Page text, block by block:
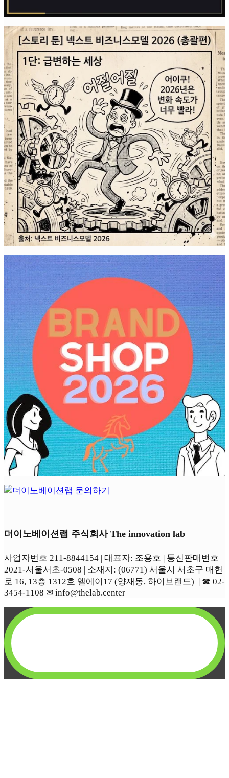
더이노베이션랩 주식회사 The innovation lab
사업자번호 211-8844154 | 대표자: 조용호 | 통신판매번호
2021-서울서초-0508 | 소재지: (06771) 서울시 서초구 매헌
로 16, 13층 1312호 엘에이17 (양재동, 하이브랜드) | ☎︎ 02-
3454-1108 ✉︎ info@thelab.center